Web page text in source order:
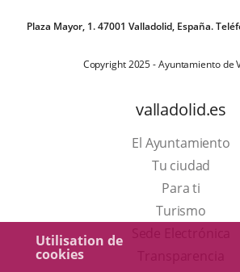
Utilisation de
cookies
Plaza Mayor, 1. 47001 Valladolid, España.
Copyright 2025 - Ayuntamiento de
valladolid.es
El Ayuntamiento
Tu ciudad
Para ti
TurismoEste